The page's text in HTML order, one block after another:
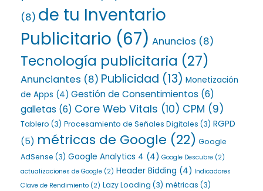
(8) de tu Inventario
Publicitario (67) Anuncios (8)
Tecnología publicitaria (27)
Anunciantes (8) Publicidad (13) Monetización
de Apps (4) Gestión de Consentimientos (6)
galletas (6) Core Web Vitals (10) CPM (9)
Tablero (3) Procesamiento de Señales Digitales (3) RGPD
(5) métricas de Google (22) Google
AdSense (3) Google Analytics 4 (4) Google Descubre (2)
actualizaciones de Google (2) Header Bidding (4) Indicadores
Clave de Rendimiento (2) Lazy Loading (3) métricas (3)